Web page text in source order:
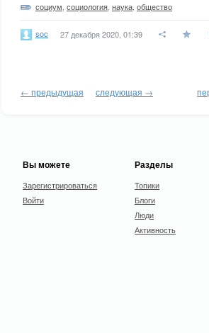
социум социология наука общество
soc 27 декабря 2020, 01:39
← предыдущая следующая →
Вы можете
Зарегистрироваться
Войти
Разделы
Топики
Блоги
Люди
Активность